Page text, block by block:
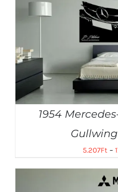
1954
5.207Ft–